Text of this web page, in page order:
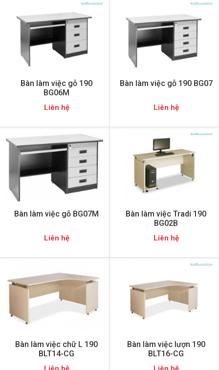
Bàn làm việc gỗ 190
BG06M
Liên hệ
Bàn làm việc gỗ 190 BG07
Liên hệ
Bàn làm việc gỗ BG07M
Liên hệ
Bàn làm việc Tradi 190
BG02B
Liên hệ
Bàn làm việc chữ L 190
BLT14-CG
Bàn làm việc lượn 190
BLT16-CG